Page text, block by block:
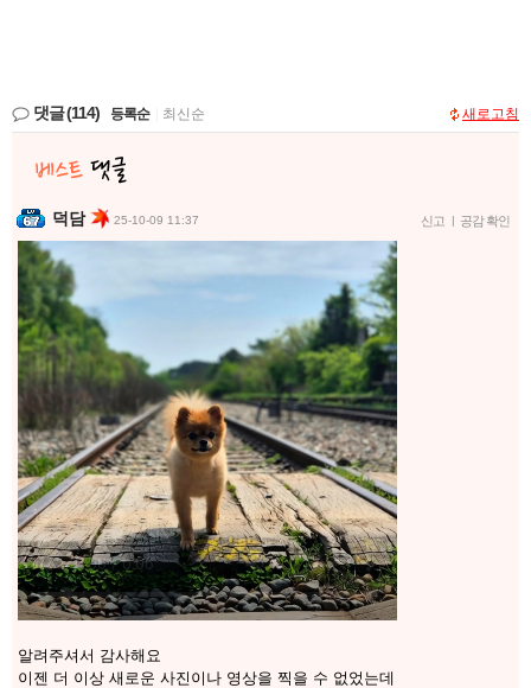
댓글(114) 등록순 최신순 새로고침
덕담 25-10-09 11:37 신고 | 공감 확인
알려주셔서 감사해요
이젠 더 이상 새로운 사진이나 영상을 찍을 수 없었는데